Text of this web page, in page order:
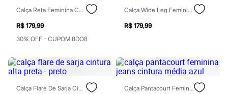
Cuidados com o rosto
Esfoliante
Hidratante
Protetor solar
Tônicos
Base
Batom
Blush
Corretivo
Calça Reta Feminina Com Pregas Cintura Alta Marrom
R$ 179,99
30% OFF - CUPOM 8DO8
Calça Wide Leg Feminina Com Pregas E Fivela Preta
R$ 179,99
Calça Flare De Sarja Cintura Alta Preta - Preto Calça Pantacourt Feminina Jeans Cintura Média Azul